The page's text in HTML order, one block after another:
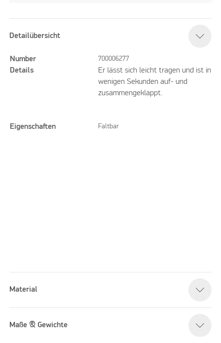
Detailübersicht
Number 700006277
Details
Er lässt sich leicht tragen und ist in
wenigen Sekunden auf- und
zusammengeklappt.
Eigenschaften Faltbar
Please accept marketing cookies to watch this video
Material
Maße & Gewichte